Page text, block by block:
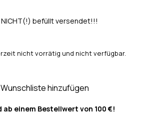
befüllt versendet!!!
nicht vorrätig und nicht verfügbar.
hinzufügen
ab einem Bestellwert von 100 €!